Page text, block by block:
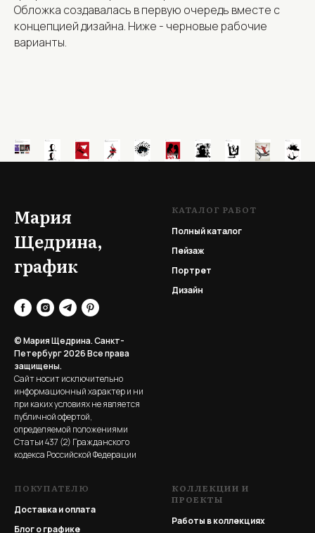
Обложка создавалась в первую очередь вместе с
концепцией дизайна. Ниже - черновые рабочие
варианты.
Мария
Щедрина,
график
© Мария Щедрина. Санкт-
Петербург 2026Все права
защищены.
Сайт носит исключительно
информационный характер и ни
при каких условиях не является
публичной офертой,
определяемой положениями
Статьи 437 (2) Гражданского
кодекса Российской Федерации
КАТАЛОГ РАБОТ
Полный каталог
Пейзаж
Портрет
Дизайн
ПОКУПАТЕЛЮ
Доставка и оплата
Блог о графике
КОЛЛЕКЦИИ И
ПРОЕКТЫ
Работы в коллекциях